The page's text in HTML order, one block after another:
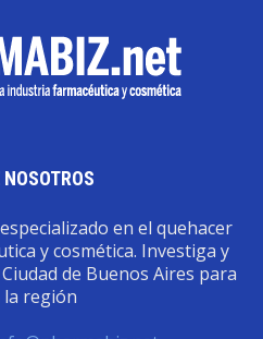
NOSOTROS
en el quehacer
y cosmética. Investiga y
de Buenos Aires para
región